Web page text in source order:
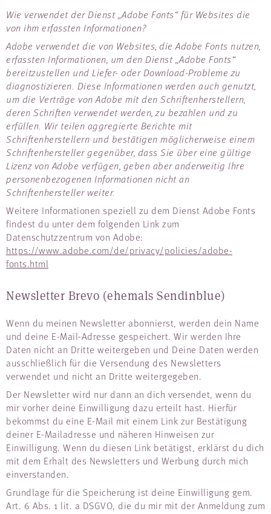
Wie verwendet der Dienst „Adobe Fonts“ für Websites die
von ihm erfassten Informationen?
Adobe verwendet die von Websites, die Adobe Fonts nutzen,
erfassten Informationen, um den Dienst „Adobe Fonts“
bereitzustellen und Liefer- oder Download-Probleme zu
diagnostizieren. Diese Informationen werden auch genutzt,
um die Verträge von Adobe mit den Schriftenherstellern,
deren Schriften verwendet werden, zu bezahlen und zu
erfüllen. Wir teilen aggregierte Berichte mit
Schriftenherstellern und bestätigen möglicherweise einem
Schriftenhersteller gegenüber, dass Sie über eine gültige
Lizenz von Adobe verfügen, geben aber anderweitig Ihre
personenbezogenen Informationen nicht an
Schriftenhersteller weiter.
Weitere Informationen speziell zu dem Dienst Adobe Fonts
findest du unter dem folgenden Link zum
Datenschutzzentrum von Adobe:
https://www.adobe.com/de/privacy/policies/adobe-
fonts.html
Newsletter Brevo (ehemals Sendinblue)
Wenn du meinen Newsletter abonnierst, werden dein Name
und deine E-Mail-Adresse gespeichert. Wir werden Ihre
Daten nicht an Dritte weitergeben und Deine Daten werden
ausschließlich für die Versendung des Newsletters
verwendet und nicht an Dritte weitergegeben.
Der Newsletter wird nur dann an dich versendet, wenn du
mir vorher deine Einwilligung dazu erteilt hast. Hierfür
bekommst du eine E-Mail mit einem Link zur Bestätigung
deiner E-Mailadresse und näheren Hinweisen zur
Einwilligung. Wenn du diesen Link betätigst, erklärst du dich
mit dem Erhalt des Newsletters und Werbung durch mich
einverstanden.
Grundlage für die Speicherung ist deine Einwilligung gem.
Art. 6 Abs. 1 lit. a DSGVO, die du mir mit der Anmeldung zum